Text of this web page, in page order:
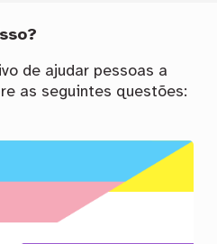
de ajudar pessoas a
as seguintes questões: